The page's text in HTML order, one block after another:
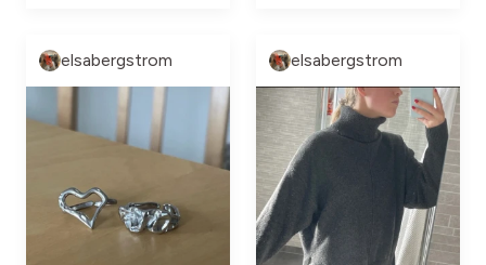
elsabergstrom elsabergstrom